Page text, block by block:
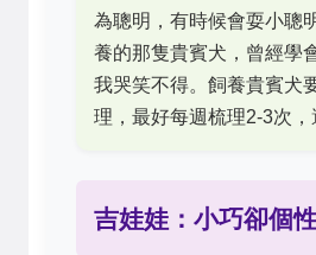
為聰明，有時候會耍小聰
養的那隻貴賓犬，曾經學
我哭笑不得。飼養貴賓犬
理，最好每週梳理2-3次，
吉娃娃：小巧卻個